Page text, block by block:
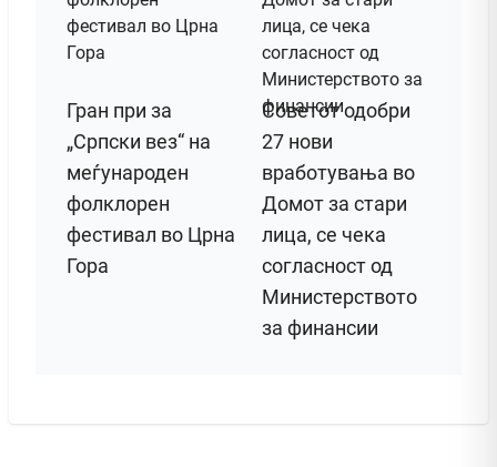
Гран при за
„Српски вез“ на
меѓународен
фолклорен
фестивал во Црна
Гора
Советот одобри
27 нови
вработувања во
Домот за стари
лица, се чека
согласност од
Министерството
за финансии